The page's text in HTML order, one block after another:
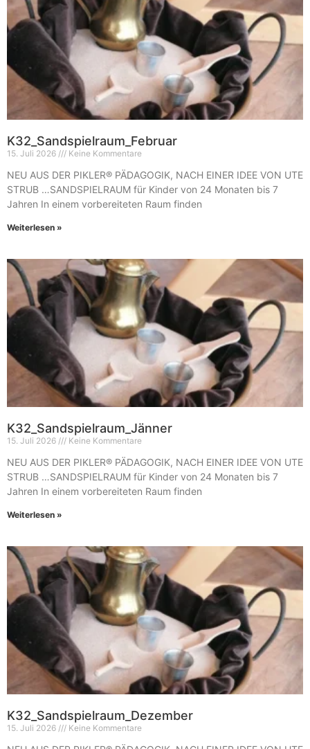
K32_Sandspielraum_Februar
15. Juli 2026 Keine Kommentare
NEU AUS DER PIKLER® PÄDAGOGIK, NACH EINER IDEE VON UTE
STRUB …SANDSPIELRAUM für Kinder von 24 Monaten bis 7
Jahren In einem vorbereiteten Raum finden
Weiterlesen »
K32_Sandspielraum_Jänner
15. Juli 2026 Keine Kommentare
NEU AUS DER PIKLER® PÄDAGOGIK, NACH EINER IDEE VON UTE
STRUB …SANDSPIELRAUM für Kinder von 24 Monaten bis 7
Jahren In einem vorbereiteten Raum finden
Weiterlesen »
K32_Sandspielraum_Dezember
15. Juli 2026 Keine Kommentare